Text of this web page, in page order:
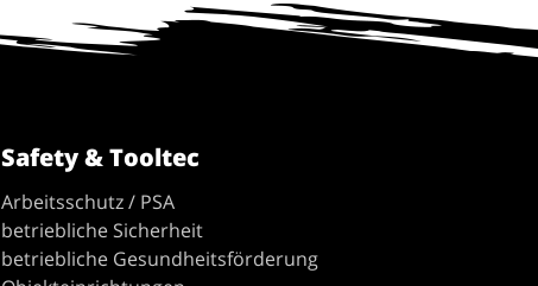
Safety & Tooltec
Arbeitsschutz / PSA
betriebliche Sicherheit
betriebliche Gesundheitsförderung